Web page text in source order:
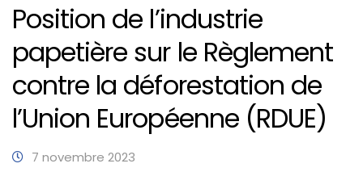
Position de l’industrie
papetière sur le Règlement
contre la déforestation de
l’Union Européenne (RDUE)
7 novembre 2023